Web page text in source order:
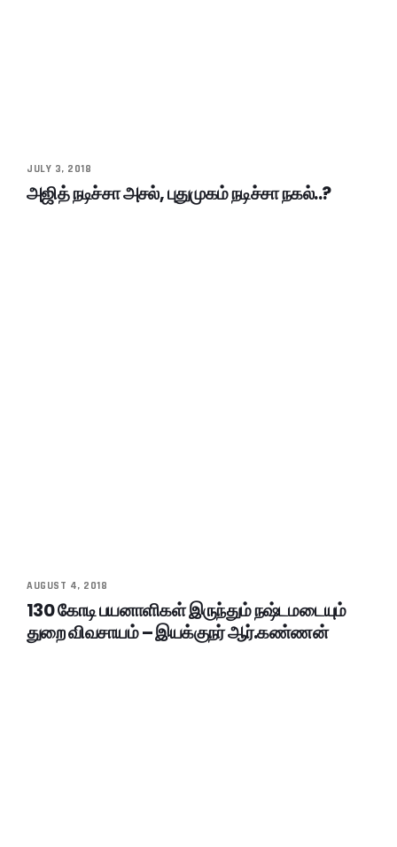
JULY 3, 2018
அஜித் நடிச்சா அசல், புதுமுகம் நடிச்சா நகல்..?
AUGUST 4, 2018
130 கோடி பயனாளிகள் இருந்தும் நஷ்டமடையும்
துறை விவசாயம் – இயக்குநர் ஆர்.கண்ணன்